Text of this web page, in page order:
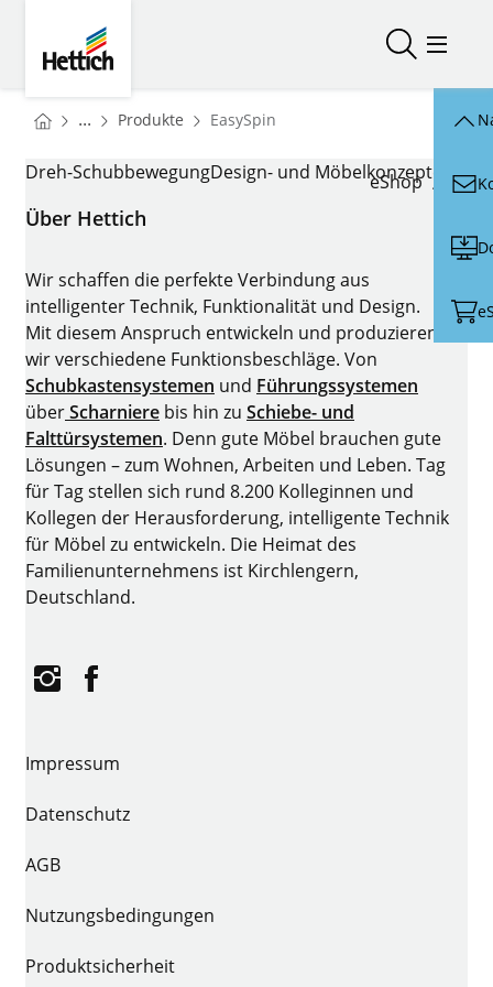
SucheMenü
You are here:
Startseite
... Produkte Startseite
EasySpin
EASYSPIN
Dreh-SchubbewegungDesign- und Möbelkonzepte
eShop
Über Hettich
Wir schaffen die perfekte Verbindung aus
intelligenter Technik, Funktionalität und Design.
Mit diesem Anspruch entwickeln und produzieren
wir verschiedene Funktionsbeschläge. Von
Schubkastensystemen und Führungssystemen
überScharniere bis hin zu Schiebe- und
Falttürsystemen. Denn gute Möbel brauchen gute
Lösungen – zum Wohnen, Arbeiten und Leben. Tag
für Tag stellen sich rund 8.200 Kolleginnen und
Kollegen der Herausforderung, intelligente Technik
für Möbel zu entwickeln. Die Heimat des
Familienunternehmens ist Kirchlengern,
Deutschland.
InstagramFacebook
Impressum
Datenschutz
AGB
Nutzungsbedingungen
Produktsicherheit